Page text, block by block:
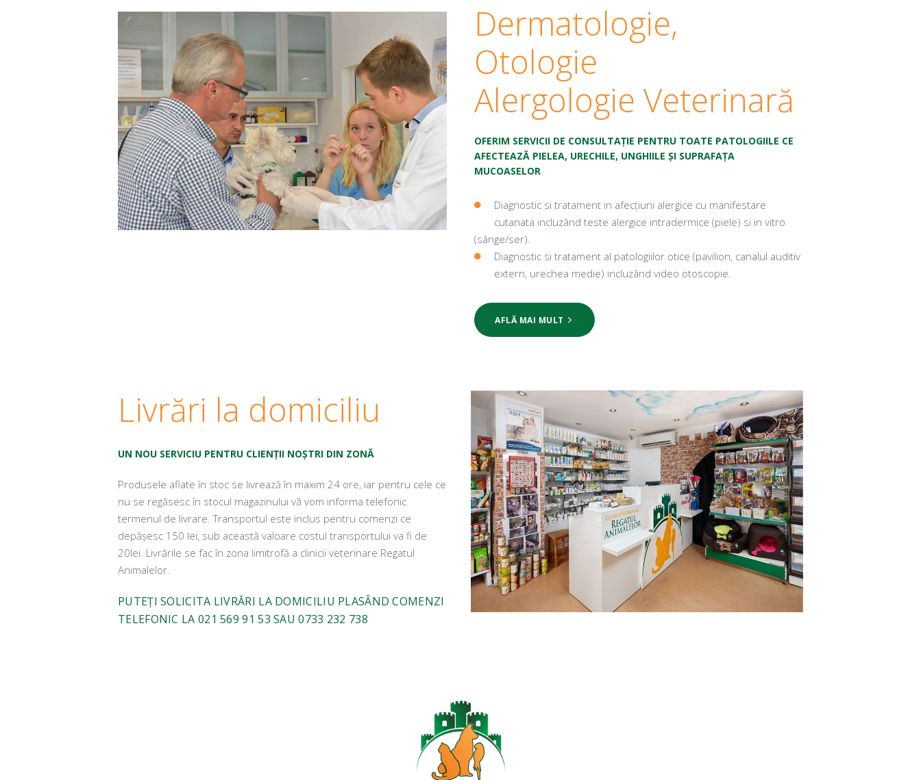
Dermatologie,
Otologie
Alergologie Veterinară
OFERIM SERVICII DE CONSULTAȚIE PENTRU TOATE PATOLOGIILE CE
AFECTEAZĂ PIELEA, URECHILE, UNGHIILE ȘI SUPRAFAȚA
MUCOASELOR
Diagnostic si tratament in afecțiuni alergice cu manifestare
cutanata incluzând teste alergice intradermice (piele) si in vitro
(sânge/ser).
Diagnostic si tratament al patologiilor otice (pavilion, canalul auditiv
extern, urechea medie) incluzând video otoscopie.
AFLĂ MAI MULT
Livrări la domiciliu
UN NOU SERVICIU PENTRU CLIENȚII NOȘTRI DIN ZONĂ
Produsele aflate în stoc se livrează în maxim 24 ore, iar pentru cele ce
nu se regăsesc în stocul magazinului vă vom informa telefonic
termenul de livrare. Transportul este inclus pentru comenzi ce
depășesc 150 lei, sub această valoare costul transportului va fi de
20lei. Livrările se fac în zona limitrofă a clinicii veterinare Regatul
Animalelor.
PUTEȚI SOLICITA LIVRĂRI LA DOMICILIU PLASÂND COMENZI
TELEFONIC LA 021 569 91 53 SAU 0733 232 738